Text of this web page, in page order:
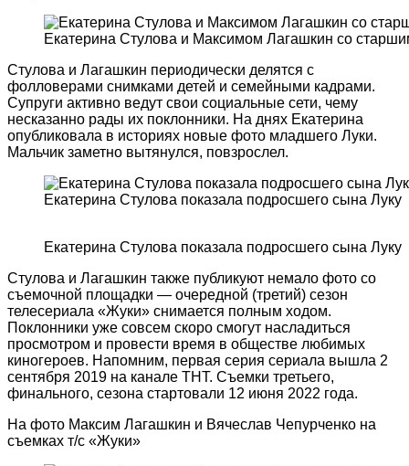
Екатерина Стулова и Максимом Лагашкин со
Стулова и Лагашкин периодически делятся с
фолловерами снимками детей и семейными кадрами.
Супруги активно ведут свои социальные сети, чему
несказанно рады их поклонники. На днях Екатерина
опубликовала в историях новые фото младшего Луки.
Мальчик заметно вытянулся, повзрослел.
Екатерина Стулова показала подросшего сына Луку
Екатерина Стулова показала подросшего сына Луку
Стулова и Лагашкин также публикуют немало фото со
съемочной площадки — очередной (третий) сезон
телесериала «Жуки» снимается полным ходом.
Поклонники уже совсем скоро смогут насладиться
просмотром и провести время в обществе любимых
киногероев. Напомним, первая серия сериала вышла 2
сентября 2019 на канале ТНТ. Съемки третьего,
финального, сезона стартовали 12 июня 2022 года.
На фото Максим Лагашкин и Вячеслав Чепурченко на
съемках т/с «Жуки»